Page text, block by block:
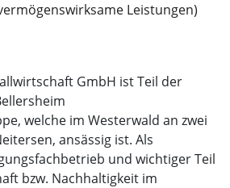
Leistungen)
GmbH ist Teil der
welche im Westerwald an zwei
ansässig ist. Als
und wichtiger Teil
bzw. Nachhaltigkeit im